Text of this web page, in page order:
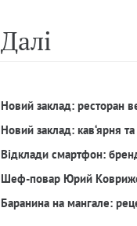
Далi
Новий заклад: ресторан
Новий заклад: кав‘ярня
Відклади смартфон:
Шеф-повар Юрий
Баранина на мангале: